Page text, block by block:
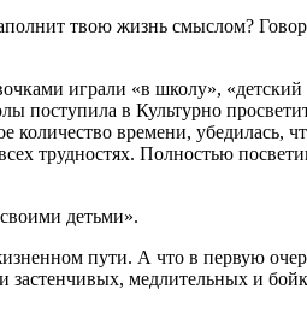
твою жизнь смыслом?
играли «в школу»,
поступила в Культурно
количество времени, убедилась,
трудностях. Полностью
детьми».
пути. А что в первую
застенчивых, медлительных и